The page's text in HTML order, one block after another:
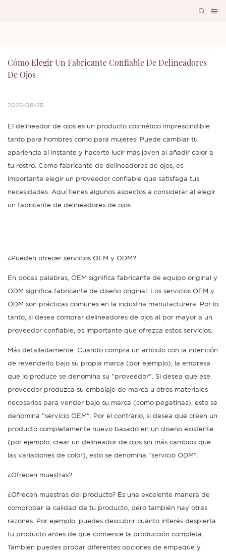
Cómo Elegir Un Fabricante Confiable De Delineadores
De Ojos
2022-08-25
El delineador de ojos es un producto cosmético imprescindible
tanto para hombres como para mujeres. Puede cambiar tu
apariencia al instante y hacerte lucir más joven al añadir color a
tu rostro. Como fabricante de delineadores de ojos, es
importante elegir un proveedor confiable que satisfaga tus
necesidades. Aquí tienes algunos aspectos a considerar al elegir
un fabricante de delineadores de ojos.
¿Pueden ofrecer servicios OEM y ODM?
En pocas palabras, OEM significa fabricante de equipo original y
ODM significa fabricante de diseño original. Los servicios OEM y
ODM son prácticas comunes en la industria manufacturera. Por lo
tanto, si desea comprar delineadores de ojos al por mayor a un
proveedor confiable, es importante que ofrezca estos servicios.
Más detalladamente. Cuando compra un artículo con la intención
de revenderlo bajo su propia marca (por ejemplo), la empresa
que lo produce se denomina su "proveedor". Si desea que ese
proveedor produzca su embalaje de marca u otros materiales
necesarios para vender bajo su marca (como pegatinas), esto se
denomina "servicio OEM". Por el contrario, si desea que creen un
producto completamente nuevo basado en un diseño existente
(por ejemplo, crear un delineador de ojos sin más cambios que
las variaciones de color), esto se denomina "servicio ODM".
¿Ofrecen muestras?
¿Ofrecen muestras del producto? Es una excelente manera de
comprobar la calidad de tu producto, pero también hay otras
razones. Por ejemplo, puedes descubrir cuánto interés despierta
tu producto antes de que comience la producción completa.
También puedes probar diferentes opciones de empaque y